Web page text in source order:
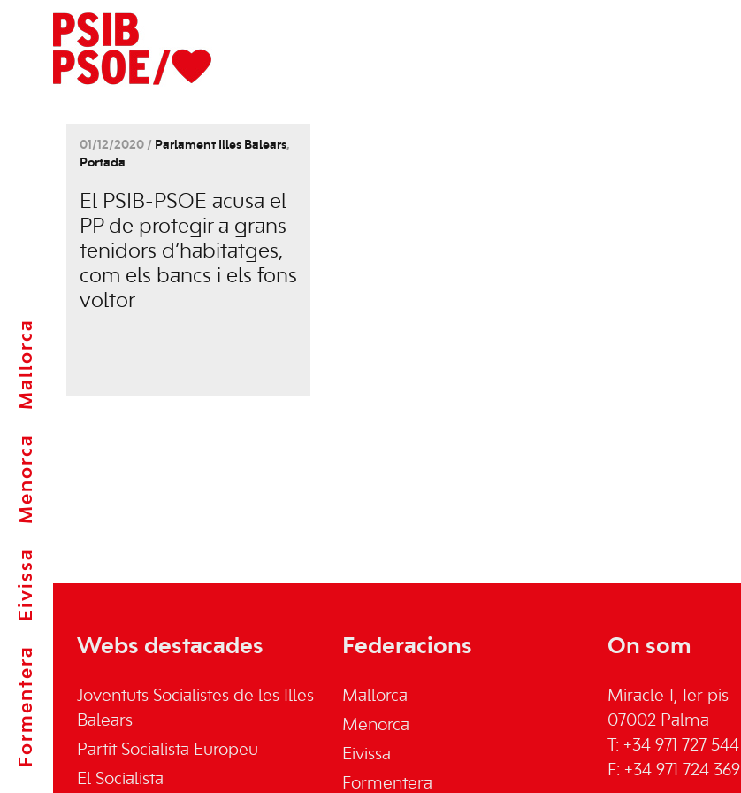
Formentera
Eivissa
Menorca
Mallorca
01/12/2020 / Parlament Illes Balears,
Portada
El PSIB-PSOE acusa el
PP de protegir a grans
tenidors d’habitatges,
com els bancs i els fons
voltor
Webs destacades
Joventuts Socialistes de les Illes
Balears
Partit Socialista Europeu
El Socialista
Federacions
Mallorca
Menorca
Eivissa
Formentera
On som
Miracle 1, 1er pis
07002 Palma
T: +34 971 727 544
F: +34 971 724 369